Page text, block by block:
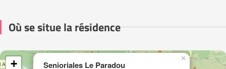
Où se situe la résidence
Senioriales Le Paradou
×
+